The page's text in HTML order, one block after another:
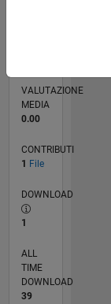
VALUTAZIONE
MEDIA
0.00
CONTRIBUTI
1 File
DOWNLOAD
1
ALL
TIME
DOWNLOAD
39